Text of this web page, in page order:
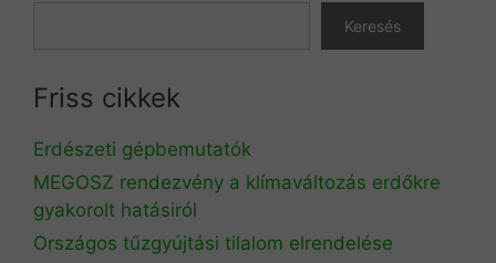
Keresés
Friss cikkek
Erdészeti gépbemutatók
MEGOSZ rendezvény a klímaváltozás erdőkre
gyakorolt hatásiról
Országos tűzgyújtási tilalom elrendelése